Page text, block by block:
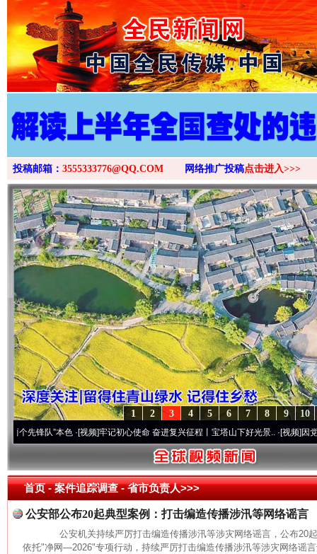
>
投稿邮箱： 3555333776@QQ.COM 网络推广投稿点击进入>>>
10
9
8
7
6
5
4
3
2
1
锋队”本色·[视频]牢记初心使命 奋进复兴征程丨宝塔山下好光景..·[视频]因党而生
首页- 案件追踪调查 -省市负责人>>>
公安部公布20起典型案例：打击编造传播涉汛等网络谣言
公安机关持续严厉打击编造传播涉汛等涉灾网络谣言，公布
依托"净网—2026"专项行动，持续严厉打击编造传播涉汛等涉灾网络谣